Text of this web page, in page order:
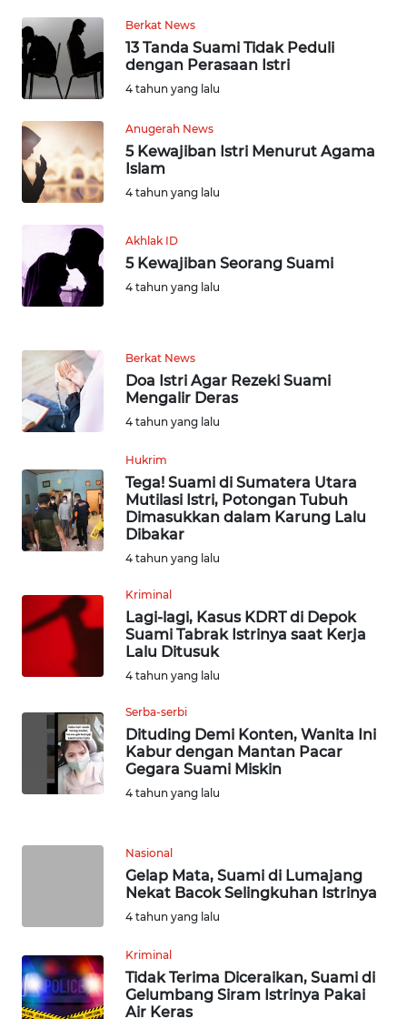
Berkat News
13 Tanda Suami Tidak Peduli
dengan Perasaan Istri
4 tahun yang lalu
Anugerah News
5 Kewajiban Istri Menurut Agama
Islam
4 tahun yang lalu
Akhlak ID
5 Kewajiban Seorang Suami
4 tahun yang lalu
Berkat News
Doa Istri Agar Rezeki Suami
Mengalir Deras
4 tahun yang lalu
Hukrim
Tega! Suami di Sumatera Utara
Mutilasi Istri, Potongan Tubuh
Dimasukkan dalam Karung Lalu
Dibakar
4 tahun yang lalu
Kriminal
Lagi-lagi, Kasus KDRT di Depok
Suami Tabrak Istrinya saat Kerja
Lalu Ditusuk
4 tahun yang lalu
Serba-serbi
Dituding Demi Konten, Wanita Ini
Kabur dengan Mantan Pacar
Gegara Suami Miskin
4 tahun yang lalu
Nasional
Gelap Mata, Suami di Lumajang
Nekat Bacok Selingkuhan Istrinya
4 tahun yang lalu
Kriminal
Tidak Terima Diceraikan, Suami di
Gelumbang Siram Istrinya Pakai
Air Keras
KALTARA
WN
KALSEL
KALTIM
SULSEL
WN
GORONTALO
WN
SULUT
WN
MALUKU
WN
MALUT
WN
WN
DANAU
WN
LANGKAT
WN
LESUNG
WN